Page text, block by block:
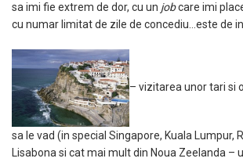
sa imi fie extrem de dor, cu un jobcare imi
cu numar limitat de zile de concediu…este de
– vizitarea unor tari si
sa le vad (in special Singapore, Kuala Lumpur,
Lisabona si cat mai mult din Noua Zeelanda –